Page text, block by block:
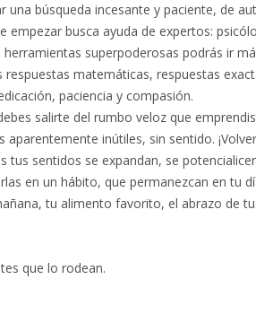
una búsqueda incesante y paciente, de
empezar busca ayuda de expertos:
superpoderosas podrás ir
matemáticas, respuestas
paciencia y compasión.
salirte del rumbo veloz que
inútiles, sin sentido.
tus sentidos se expandan, se
en un hábito, que permanezcan en tu
tu alimento favorito, el abrazo de
que lo rodean.